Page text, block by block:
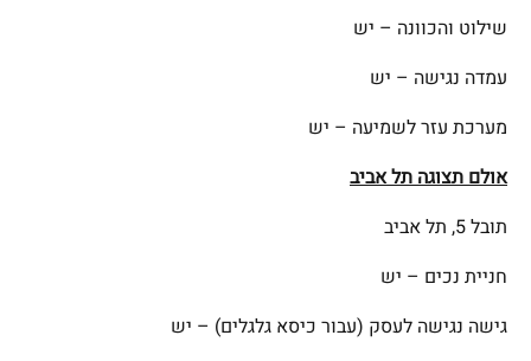
שילוט והכוונה – יש
עמדה נגישה – יש
מערכת עזר לשמיעה – יש
אולם תצוגה תל אביב
תובל 5, תל אביב
חניית נכים – יש
גישה נגישה לעסק (עבור כיסא גלגלים) – יש